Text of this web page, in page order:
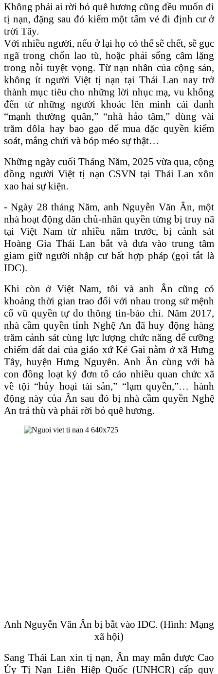
Không phải ai rời bỏ quê hương cũng đều muốn đi
tị nạn, đặng sau đó kiếm một tấm vé đi định cư ở
trời Tây.
Với nhiều người, nếu ở lại họ có thể sẽ chết, sẽ gục
ngã trong chốn lao tù, hoặc phải sống câm lặng
trong nỗi tuyệt vọng. Từ nạn nhân của cộng sản,
không ít người Việt tị nạn tại Thái Lan nay trở
thành mục tiêu cho những lời nhục mạ, vu khống
đến từ những người khoác lên mình cái danh
“mạnh thường quân,” “nhà hảo tâm,” dùng vài
trăm đôla hay bao gạo để mua đặc quyền kiểm
soát, mắng chửi và bóp méo sự thật…
Những ngày cuối Tháng Năm, 2025 vừa qua, cộng
đồng người Việt tị nạn CSVN tại Thái Lan xôn
xao hai sự kiện.
- Ngày 28 tháng Năm, anh Nguyễn Văn Ân, một
nhà hoạt động dân chủ-nhân quyền từng bị truy nã
tại Việt Nam từ nhiều năm trước, bị cảnh sát
Hoàng Gia Thái Lan bắt và đưa vào trung tâm
giam giữ người nhập cư bất hợp pháp (gọi tắt là
IDC).
Khi còn ở Việt Nam, tôi và anh Ân cũng có
khoảng thời gian trao đổi với nhau trong sứ mệnh
cổ vũ quyền tự do thông tin-báo chí. Năm 2017,
nhà cầm quyền tỉnh Nghệ An đã huy động hàng
trăm cảnh sát cùng lực lượng chức năng để cưỡng
chiếm đất đai của giáo xứ Kẻ Gai nằm ở xã Hưng
Tây, huyện Hưng Nguyên. Anh Ân cùng với bà
con đồng loạt ký đơn tố cáo nhiều quan chức xã
về tội “hủy hoại tài sản,” “lạm quyền,”… hành
động này của Ân sau đó bị nhà cầm quyền Nghệ
An trả thù và phải rời bỏ quê hương.
Anh Nguyễn Văn Ân bị bắt vào IDC. (Hình: Mạng
xã hội)
Sang Thái Lan xin tị nạn, Ân may mắn được Cao
Ủy Tị Nạn Liên Hiệp Quốc (UNHCR) cấp quy